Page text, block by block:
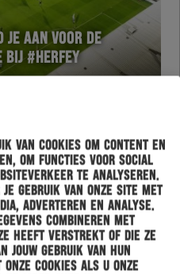
van cookies om content en
om functies voor social
te analyseren.
gebruik van onze site met
adverteren en analyse.
combineren met
heeft verstrekt of die ze
jouw gebruik van hun
cookies als u onze
AAN VOOR DE
BIJ #HERFEY